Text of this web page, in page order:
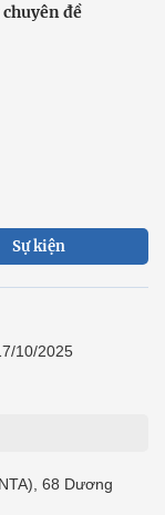
đề
Sự kiện
10/2025
68 Dương